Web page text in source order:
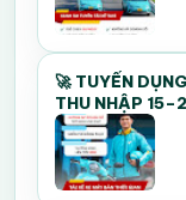
🚀 TUYỂN
THU NHẬP